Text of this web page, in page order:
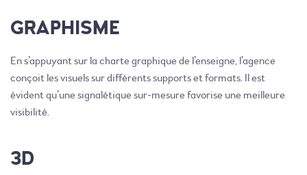
GRAPHISME
En s’appuyant sur la charte graphique de l’enseigne, l’agence
conçoit les visuels sur différents supports et formats. Il est
évident qu’une signalétique sur-mesure favorise une meilleure
visibilité.
3D